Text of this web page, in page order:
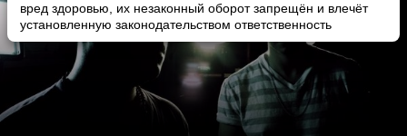
вред здоровью, их незаконный оборот запрещён и влечёт
установленную законодательством ответственность
Climbers